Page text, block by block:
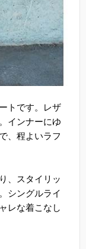
トです。レザ
インナーにゆ
、程よいラフ
、スタイリッ
シングルライ
レな着こなし